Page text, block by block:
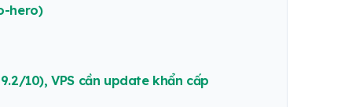
hero)
10), VPS cần update khẩn cấp